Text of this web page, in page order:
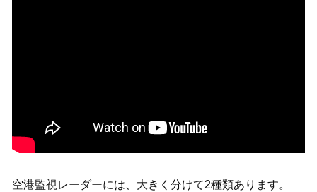
空港監視レーダーには、大きく分けて2種類あります。